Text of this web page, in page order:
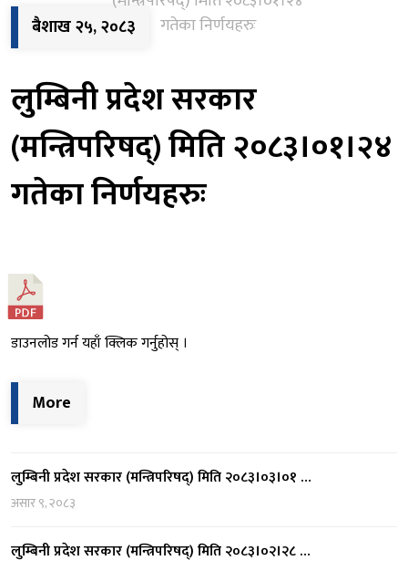
(मन्त्रिपरिषद्) मिति २०८३।०१।२४
गतेका निर्णयहरुः
बैशाख २५, २०८३
लुम्बिनी प्रदेश सरकार
(मन्त्रिपरिषद्) मिति २०८३।०१।२४
गतेका निर्णयहरुः
डाउनलोड गर्न यहाँ क्लिक गर्नुहोस् ।
More
लुम्बिनी प्रदेश सरकार (मन्त्रिपरिषद्) मिति २०८३।०३।०१ …
असार ९, २०८३
लुम्बिनी प्रदेश सरकार (मन्त्रिपरिषद्) मिति २०८३।०२।२८ …